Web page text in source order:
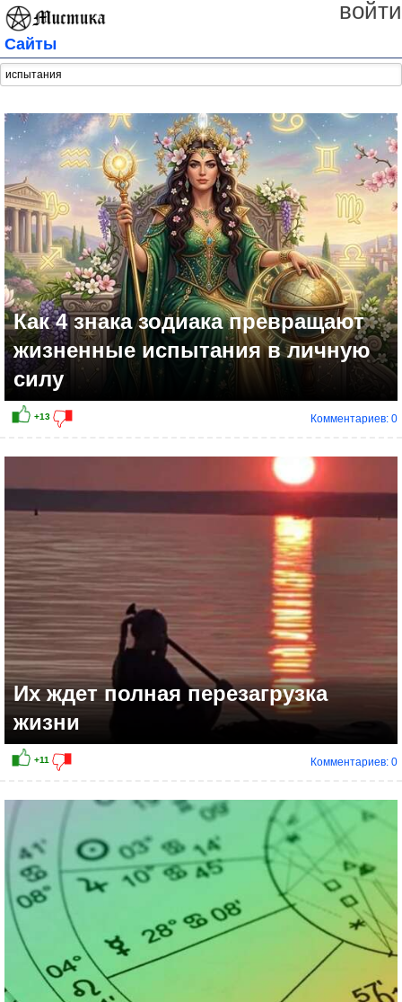
войти
Сайты
Как 4 знака зодиака превращают
жизненные испытания в личную
силу
+13
Комментариев: 0
Их ждет полная перезагрузка
жизни
Комментариев: 0